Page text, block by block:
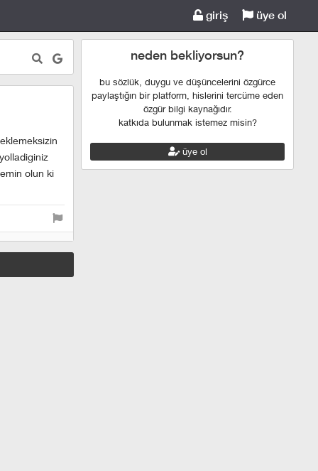
giriş üye ol
olun ki
neden bekliyorsun?
bu sözlük, duygu ve düşüncelerini özgürce
paylaştığın bir platform, hislerini tercüme eden
özgür bilgi kaynağıdır.
katkıda bulunmak istemez misin?
üye ol